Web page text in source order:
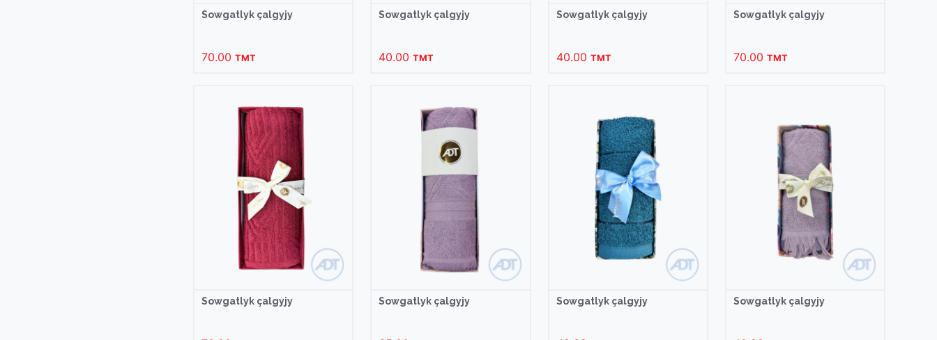
Sowgatlyk çalgyjy
70.00TMT
Sowgatlyk çalgyjy
40.00TMT
Sowgatlyk çalgyjy
40.00 TMT
Sowgatlyk çalgyjy
70.00 TMT
Sowgatlyk çalgyjy Sowgatlyk çalgyjy Sowgatlyk çalgyjy Sowgatlyk çalgyjy